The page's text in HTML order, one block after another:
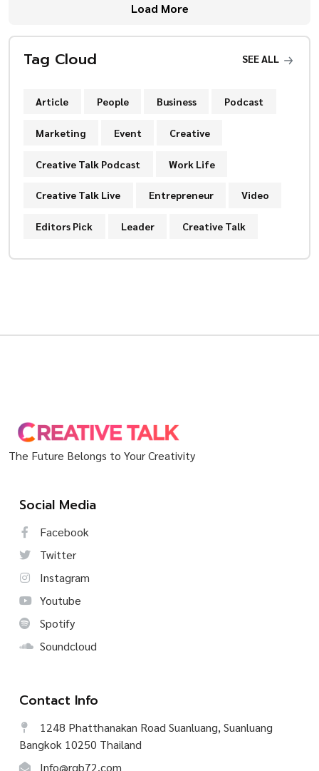
Load More
Tag Cloud SEE ALL
Article People Business Podcast
Marketing Event Creative
Creative Talk Podcast Work Life
Creative Talk Live Entrepreneur Video
Editors Pick Leader Creative Talk
The Future Belongs to Your Creativity
Social Media
Facebook
Twitter
Instagram
Youtube
Spotify
Soundcloud
Contact Info
1248 Phatthanakan Road Suanluang, Suanluang
Bangkok 10250 Thailand
Info@rgb72.com